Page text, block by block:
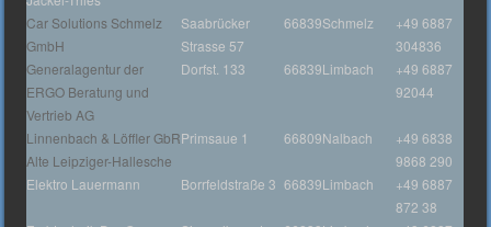
Car Solutions Schmelz
GmbH
Saabrücker
Strasse 57
66839Schmelz
+49 6887
304836
Generalagentur der
ERGO Beratung und
Vertrieb AG
Dorfst. 133 66839Limbach
+49 6887
92044
Linnenbach & Löffler GbR
Alte Leipziger-Hallesche
Primsaue 1 66809Nalbach
+49 6838
9868 290
Elektro Lauermann
Borrfeldstraße 3 66839Limbach
+49 6887
872 38